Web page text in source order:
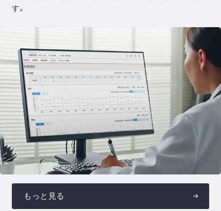
す。
もっと見る